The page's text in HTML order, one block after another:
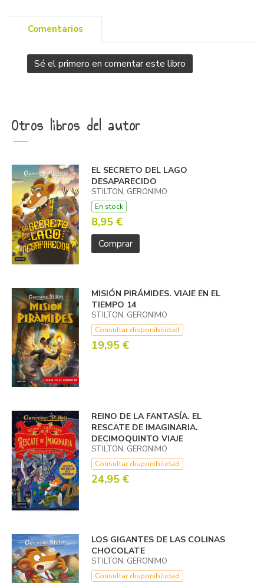
Comentarios
Sé el primero en comentar este libro
Otros libros del autor
EL SECRETO DEL LAGO
DESAPARECIDO
STILTON, GERONIMO
En stock
8,95 €
Comprar
MISIÓN PIRÁMIDES. VIAJE EN EL
TIEMPO 14
STILTON, GERONIMO
Consultar disponibilidad
19,95 €
REINO DE LA FANTASÍA. EL
RESCATE DE IMAGINARIA.
DECIMOQUINTO VIAJE
STILTON, GERONIMO
Consultar disponibilidad
24,95 €
LOS GIGANTES DE LAS COLINAS
CHOCOLATE
STILTON, GERONIMO
Consultar disponibilidad